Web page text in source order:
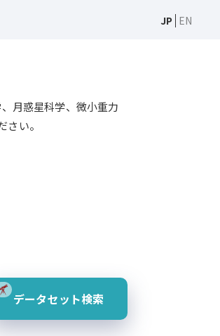
JP EN
月惑星科学、微小重力
さい。
データセット検索